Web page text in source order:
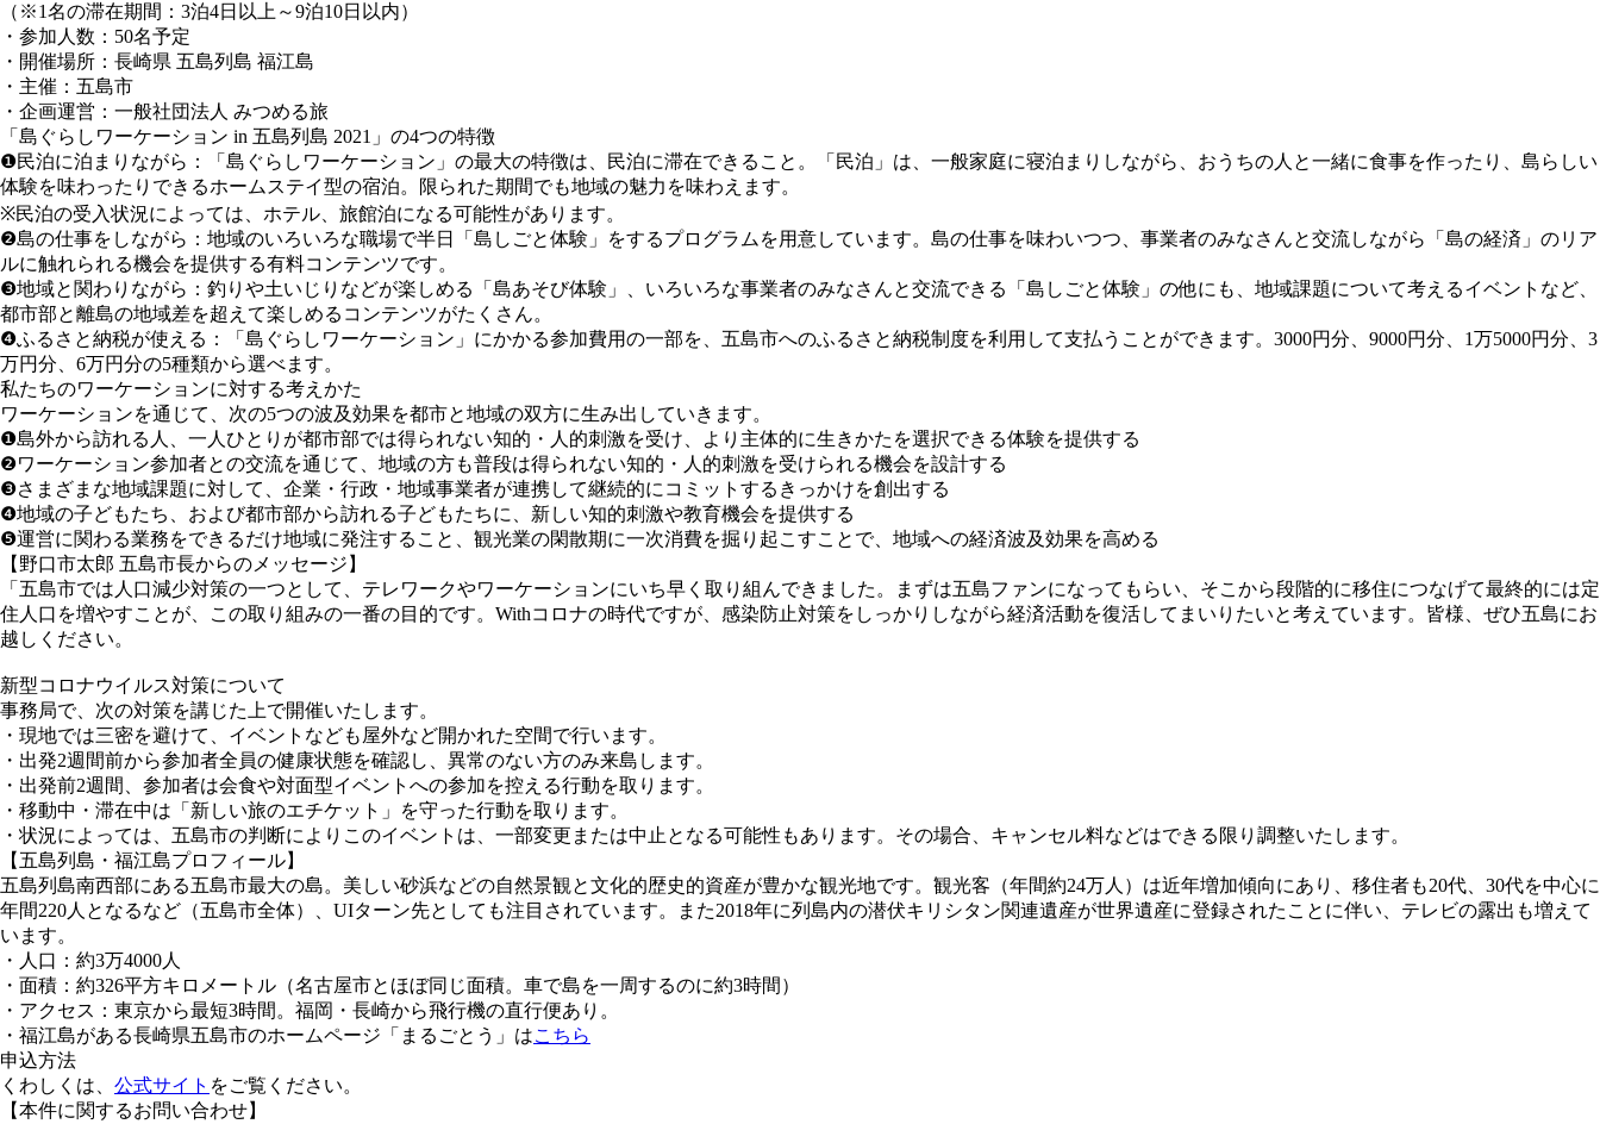
（※1名の滞在期間：3泊4日以上～9泊10日以内）
・参加人数：50名予定
・開催場所：長崎県 五島列島 福江島
・主催：五島市
・企画運営：一般社団法人 みつめる旅
「島ぐらしワーケーション in 五島列島 2021」の4つの特徴
❶民泊に泊まりながら ：「島ぐらしワーケーション」の最大の特徴は、民泊に滞在できること。「民泊」は、一般家庭に寝泊まりしながら、おうちの人と一緒に食事を作ったり、島らしい
体験を味わったりできるホームステイ型の宿泊。限られた期間でも地域の魅力を味わえます。
※民泊の受入状況によっては、ホテル、旅館泊になる可能性があります。
❷島の仕事をしながら ：地域のいろいろな職場で半日「島しごと体験」をするプログラムを用意しています。島の仕事を味わいつつ、事業者のみなさんと交流しながら「島の経済」のリア
ルに触れられる機会を提供する有料コンテンツです。
❸地域と関わりながら ：釣りや土いじりなどが楽しめる「島あそび体験」、いろいろな事業者のみなさんと交流できる「島しごと体験」の他にも、地域課題について考えるイベントなど、
都市部と離島の地域差を超えて楽しめるコンテンツがたくさん。
❹ふるさと納税が使える ：「島ぐらしワーケーション」にかかる参加費用の一部を、五島市へのふるさと納税制度を利用して支払うことができます。3000円分、9000円分、1万5000円分、3
万円分、6万円分の5種類から選べます。
私たちのワーケーションに対する考えかた
ワーケーションを通じて、次の5つの波及効果を都市と地域の双方に生み出していきます。
❶島外から訪れる人、一人ひとりが都市部では得られない知的・人的刺激を受け、より主体的に生きかたを選択できる体験を提供する
❷ワーケーション参加者との交流を通じて、地域の方も普段は得られない知的・人的刺激を受けられる機会を設計する
❸さまざまな地域課題に対して、企業・行政・地域事業者が連携して継続的にコミットするきっかけを創出する
❹地域の子どもたち、および都市部から訪れる子どもたちに、新しい知的刺激や教育機会を提供する
❺運営に関わる業務をできるだけ地域に発注すること、観光業の閑散期に一次消費を掘り起こすことで、地域への経済波及効果を高める
【野口市太郎 五島市長からのメッセージ】
「五島市では人口減少対策の一つとして、テレワークやワーケーションにいち早く取り組んできました。まずは五島ファンになってもらい、そこから段階的に移住につなげて最終的には定
住人口を増やすことが、この取り組みの一番の目的です。Withコロナの時代ですが、感染防止対策をしっかりしながら経済活動を復活してまいりたいと考えています。皆様、ぜひ五島にお
越しください。
新型コロナウイルス対策について
事務局で、次の対策を講じた上で開催いたします。
・現地では三密を避けて、イベントなども屋外など開かれた空間で行います。
・出発2週間前から参加者全員の健康状態を確認し、異常のない方のみ来島します。
・出発前2週間、参加者は会食や対面型イベントへの参加を控える行動を取ります。
・移動中・滞在中は「新しい旅のエチケット」を守った行動を取ります。
・状況によっては、五島市の判断によりこのイベントは、一部変更または中止となる可能性もあります。その場合、キャンセル料などはできる限り調整いたします。
【五島列島・福江島プロフィール】
五島列島南西部にある五島市最大の島。美しい砂浜などの自然景観と文化的歴史的資産が豊かな観光地です。観光客（年間約24万人）は近年増加傾向にあり、移住者も20代、30代を中心に
年間220人となるなど（五島市全体）、UIターン先としても注目されています。また2018年に列島内の潜伏キリシタン関連遺産が世界遺産に登録されたことに伴い、テレビの露出も増えて
います。
・人口：約3万4000人
・面積：約326平方キロメートル（名古屋市とほぼ同じ面積。車で島を一周するのに約3時間）
・アクセス：東京から最短3時間。福岡・長崎から飛行機の直行便あり。
・福江島がある長崎県五島市のホームページ「まるごとう」はこちら
申込方法
くわしくは、 公式サイト をご覧ください。
【本件に関するお問い合わせ】